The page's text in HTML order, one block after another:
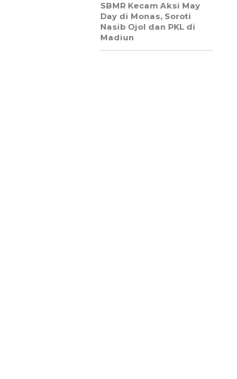
SBMR Kecam Aksi May
Day di Monas, Soroti
Nasib Ojol dan PKL di
Madiun